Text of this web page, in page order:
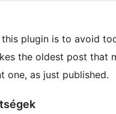
plugin is to avoid
the oldest post
one, as just published.